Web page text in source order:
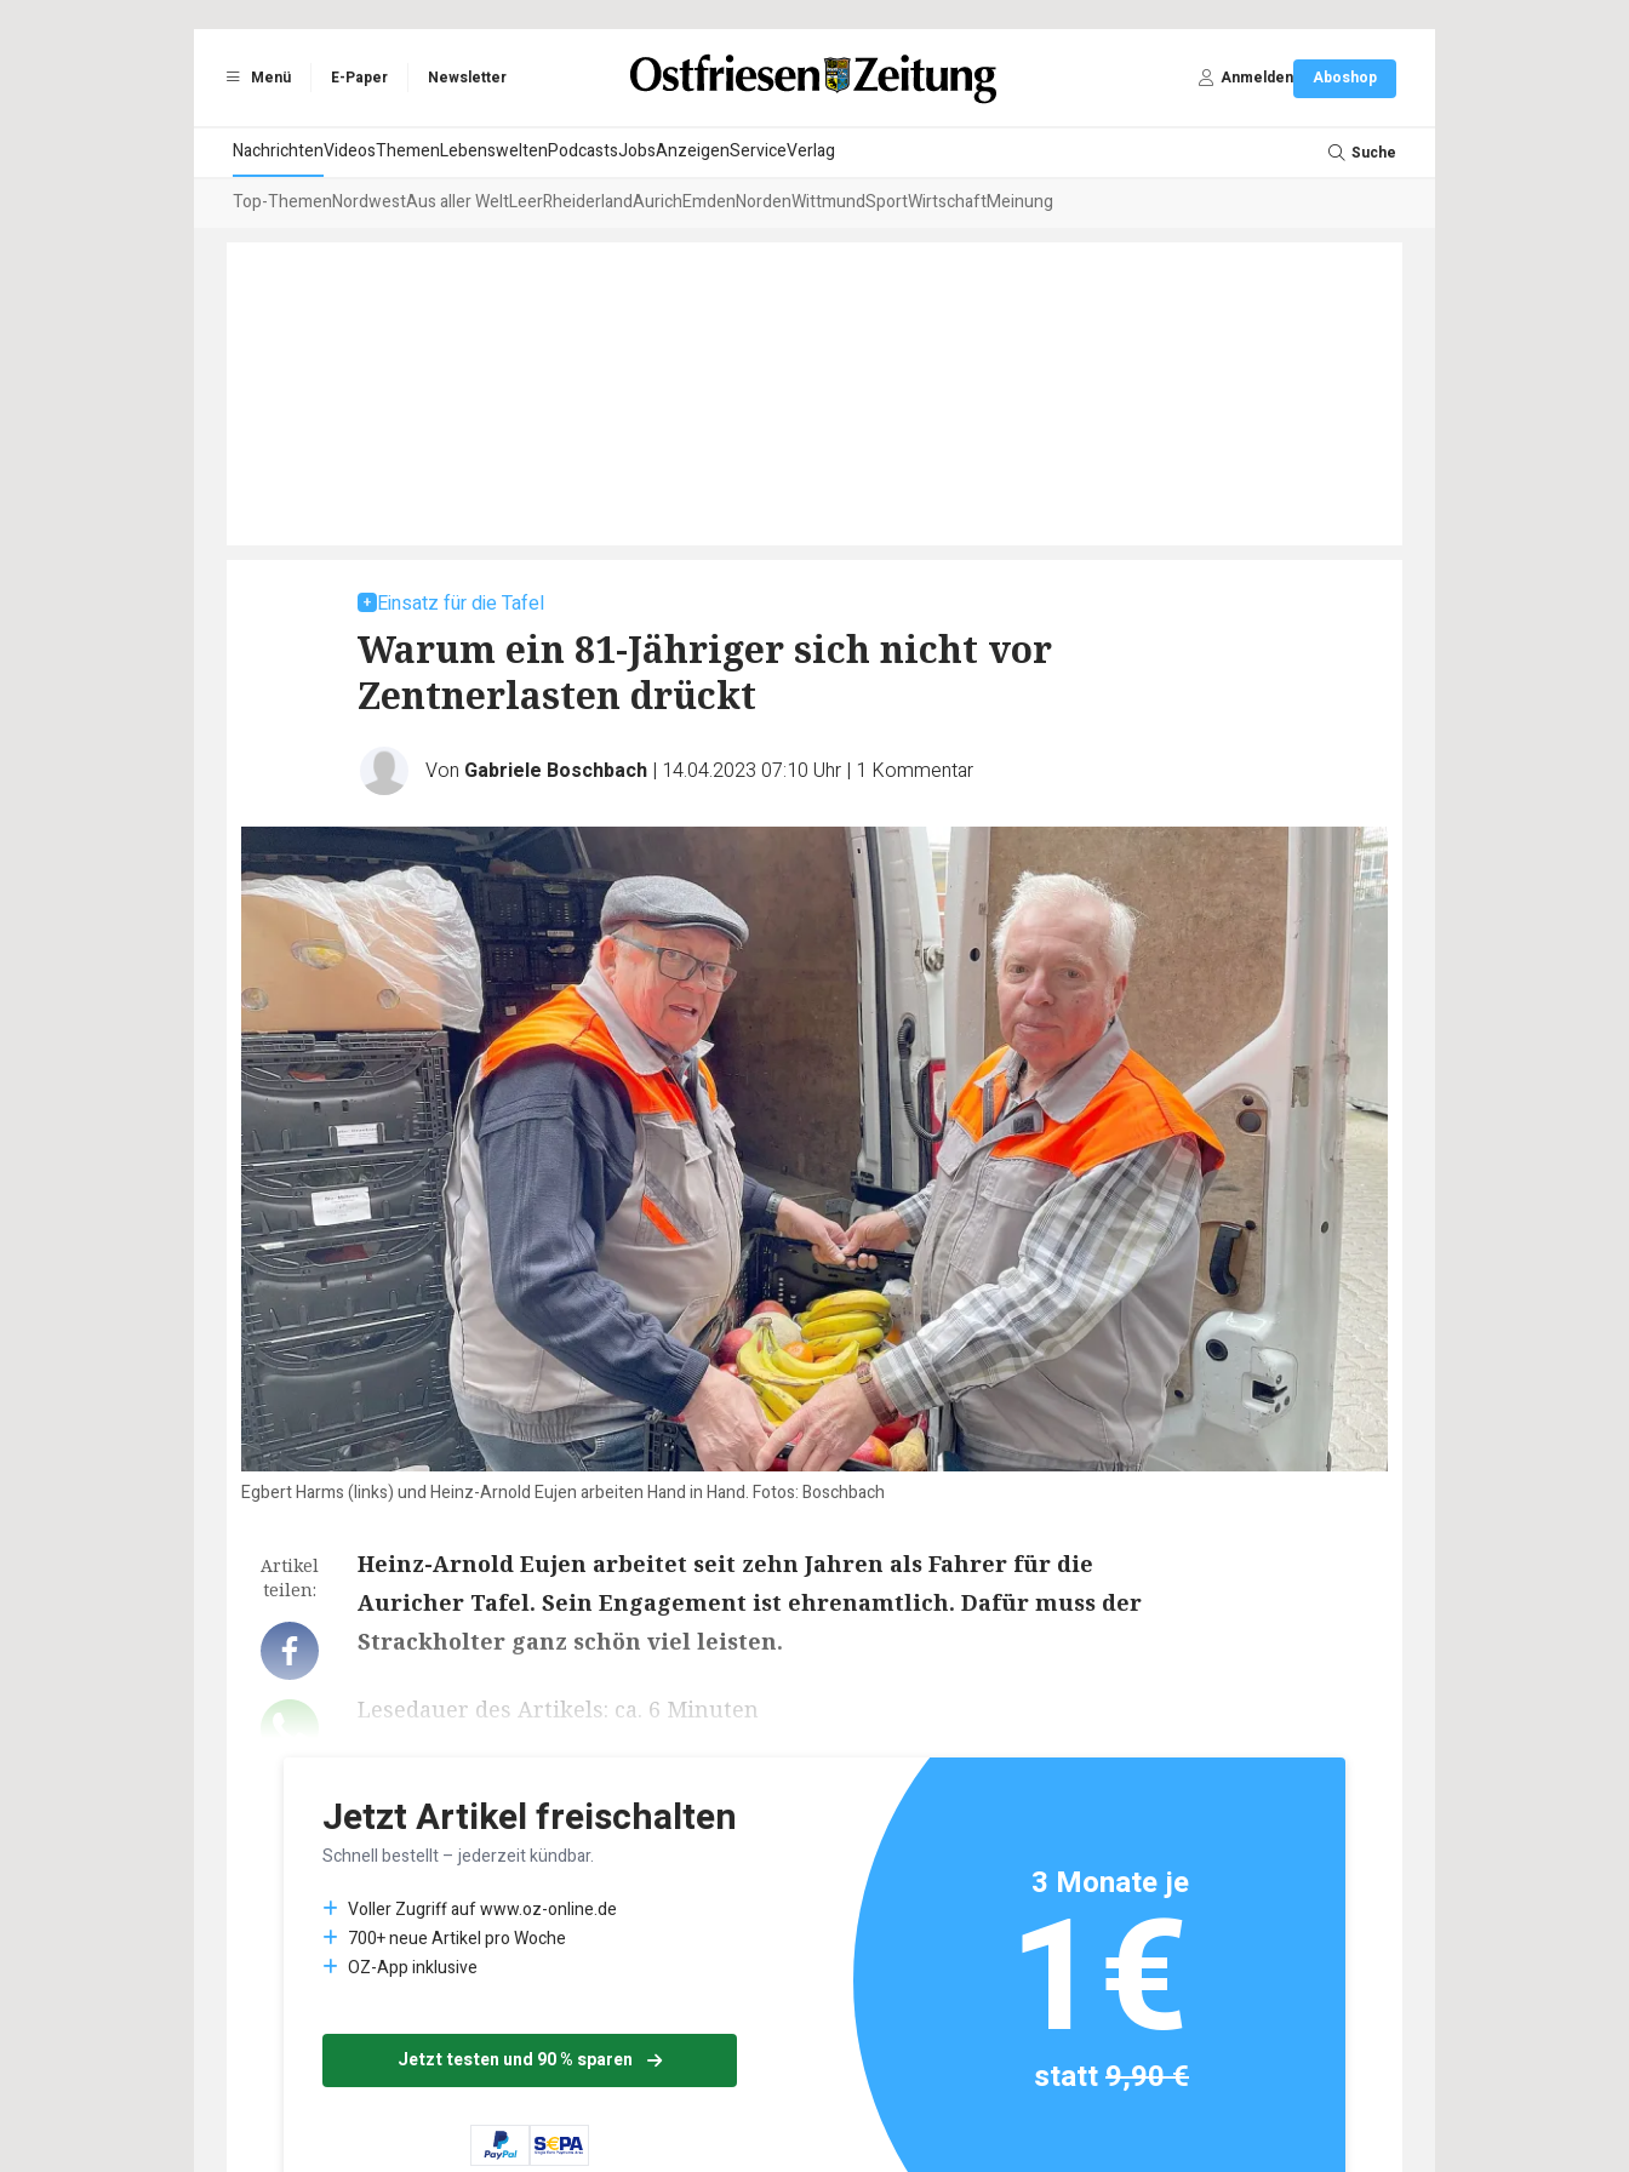
Menü E-Paper Newsletter Anmelden Aboshop
NachrichtenVideosThemenLebensweltenPodcastsJobsAnzeigenServiceVerlag Suche
Top-ThemenNordwestAus aller WeltLeerRheiderlandAurichEmdenNordenWittmundSportWirtschaftMeinung
Einsatz für die Tafel
Warum ein 81-Jähriger sich nicht vor
Zentnerlasten drückt
Von Gabriele Boschbach | 14.04.2023 07:10 Uhr | 1 Kommentar
Egbert Harms (links) und Heinz-Arnold Eujen arbeiten Hand in Hand. Fotos: Boschbach
Artikel
teilen:
Heinz-Arnold Eujen arbeitet seit zehn Jahren als Fahrer für die
Auricher Tafel. Sein Engagement ist ehrenamtlich. Dafür muss der
Strackholter ganz schön viel leisten.
Lesedauer des Artikels: ca. 6 Minuten
Jetzt Artikel freischalten
Schnell bestellt – jederzeit kündbar.
Voller Zugriff auf www.oz-online.de
700+ neue Artikel pro Woche
OZ-App inklusive
Jetzt testen und 90 % sparen
3 Monate je
1€
statt9,90 €